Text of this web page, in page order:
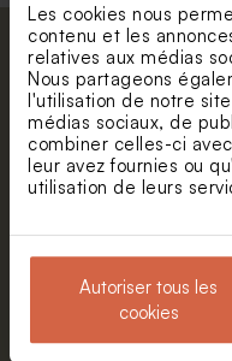
Les cookies nous
contenu et les
relatives aux médias
Nous partageons
l'utilisation de notre
médias sociaux, de
combiner celles-ci
leur avez fournies ou
utilisation de leurs
Autoriser tous les
cookies
Valisette personnalisable
Abonnez-vous à
informé. Petite
de réduction.
Prénom